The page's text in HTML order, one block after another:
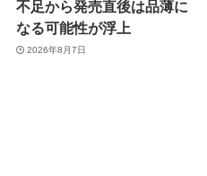
不足から発売直後は品薄に
なる可能性が浮上
2026年8月7日